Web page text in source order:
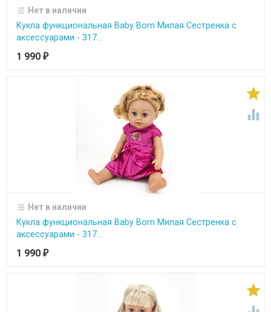
Нет в наличии
Кукла функциональная Baby Born Милая Сестренка с
аксессуарами - 317...
1 990 ₽


Нет в наличии
Кукла функциональная Baby Born Милая Сестренка с
аксессуарами - 317...
1 990 ₽
